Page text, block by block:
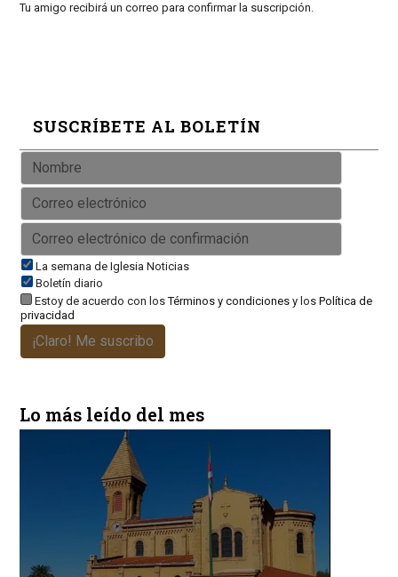
Tu amigo recibirá un correo para confirmar la suscripción.
SUSCRÍBETE AL BOLETÍN
La semana de Iglesia Noticias
Boletín diario
Estoy de acuerdo con losTérminos y condicionesy los Política de
privacidad
¡Claro! Me suscribo
Lo más leído del mes